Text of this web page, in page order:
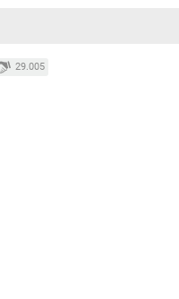
29.005